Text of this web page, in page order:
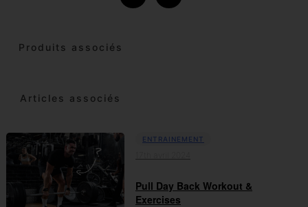
Produits associés
Articles associés
ENTRAINEMENT
Pull Day Back Workout &
Exercises